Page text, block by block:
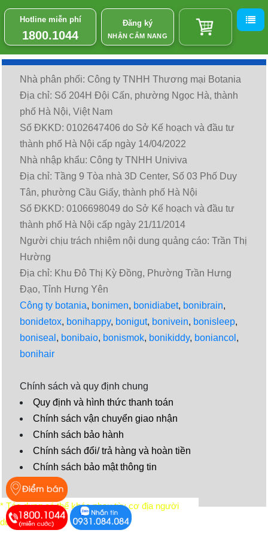
Hotline miễn phí
1800.1044
Đăng ký
NHẬN CẨM NANG
Nhà phân phối: Công ty TNHH Thương mại Botania
Địa chỉ: Số 204H Đội Cấn, phường Ngọc Hà, thành
phố Hà Nội, Việt Nam
Số ĐKKD: 0102647406 do Sở Kế hoạch và đầu tư
thành phố Hà Nội cấp ngày 14/04/2022
Nhà nhập khẩu: Công ty TNHH Univiva
Địa chỉ: Tầng 9 Tòa nhà 3D Center, Số 03 Phố Duy
Tân, phường Cầu Giấy, thành phố Hà Nội
Số ĐKKD: 0106698049 do Sở Kế hoạch và đầu tư
thành phố Hà Nội cấp ngày 21/11/2014
Người chịu trách nhiệm nội dung quảng cáo: Trần Thị
Hường
Địa chỉ: Khu Đô Thị Kỳ Đồng, Phường Trần Hưng
Đạo, Tỉnh Hưng Yên
Công ty botania, bonimen, bonidiabet, bonibrain,
bonidetox, bonihappy, bonigut, bonivein, bonisleep,
boniseal , bonibaio, bonismok, bonikiddy, boniancol ,
bonihair
Chính sách và quy định chung
Quy định và hình thức thanh toán
Chính sách vận chuyển giao nhận
Chính sách bảo hành
Chính sách đổi/ trả hàng và hoàn tiền
Chính sách bảo mật thông tin
Video
* Tác dụng có thể khác nhau tùy cơ địa người
dùng